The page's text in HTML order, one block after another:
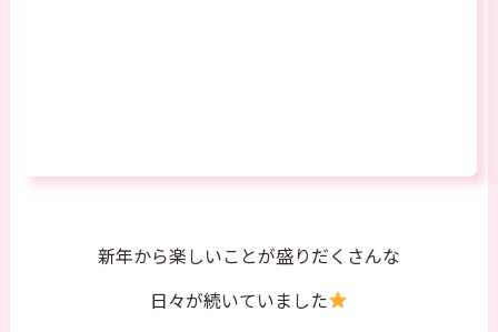
新年から楽しいことが盛りだくさんな
日々が続いていました